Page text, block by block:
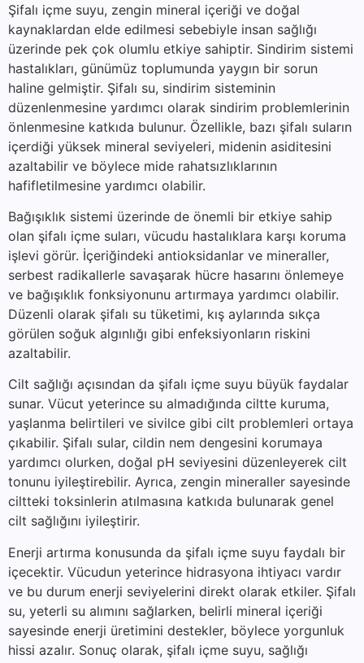
Şifalı içme suyu, zengin mineral içeriği ve doğal
kaynaklardan elde edilmesi sebebiyle insan sağlığı
üzerinde pek çok olumlu etkiye sahiptir. Sindirim sistemi
hastalıkları, günümüz toplumunda yaygın bir sorun
haline gelmiştir. Şifalı su, sindirim sisteminin
düzenlenmesine yardımcı olarak sindirim problemlerinin
önlenmesine katkıda bulunur. Özellikle, bazı şifalı suların
içerdiği yüksek mineral seviyeleri, midenin asiditesini
azaltabilir ve böylece mide rahatsızlıklarının
hafifletilmesine yardımcı olabilir.
Bağışıklık sistemi üzerinde de önemli bir etkiye sahip
olan şifalı içme suları, vücudu hastalıklara karşı koruma
işlevi görür. İçeriğindeki antioksidanlar ve mineraller,
serbest radikallerle savaşarak hücre hasarını önlemeye
ve bağışıklık fonksiyonunu artırmaya yardımcı olabilir.
Düzenli olarak şifalı su tüketimi, kış aylarında sıkça
görülen soğuk algınlığı gibi enfeksiyonların riskini
azaltabilir.
Cilt sağlığı açısından da şifalı içme suyu büyük faydalar
sunar. Vücut yeterince su almadığında ciltte kuruma,
yaşlanma belirtileri ve sivilce gibi cilt problemleri ortaya
çıkabilir. Şifalı sular, cildin nem dengesini korumaya
yardımcı olurken, doğal pH seviyesini düzenleyerek cilt
tonunu iyileştirebilir. Ayrıca, zengin mineraller sayesinde
ciltteki toksinlerin atılmasına katkıda bulunarak genel
cilt sağlığını iyileştirir.
Enerji artırma konusunda da şifalı içme suyu faydalı bir
içecektir. Vücudun yeterince hidrasyona ihtiyacı vardır
ve bu durum enerji seviyelerini direkt olarak etkiler. Şifalı
su, yeterli su alımını sağlarken, belirli mineral içeriği
sayesinde enerji üretimini destekler, böylece yorgunluk
hissi azalır. Sonuç olarak, şifalı içme suyu, sağlığı